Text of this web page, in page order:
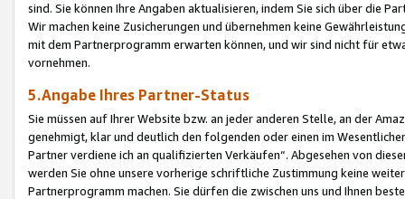
sind. Sie können Ihre Angaben aktualisieren, indem Sie sich über die
Wir machen keine Zusicherungen und übernehmen keine
mit dem Partnerprogramm erwarten können, und wir sind nicht für
vornehmen.
5.Angabe Ihres Partner-Status
Sie müssen auf Ihrer Website bzw. an jeder anderen Stelle, an der
genehmigt, klar und deutlich den folgenden oder einen im
Partner verdiene ich an qualifizierten Verkäufen“. Abgesehen von
werden Sie ohne unsere vorherige schriftliche Zustimmung keine
Partnerprogramm machen. Sie dürfen die zwischen uns und Ihnen